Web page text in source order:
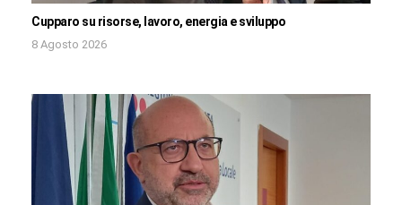
Cupparo su risorse, lavoro, energia e sviluppo
8 Agosto 2026